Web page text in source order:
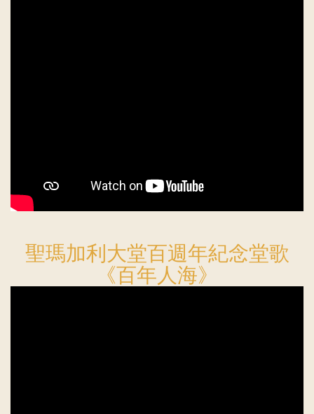
聖瑪加利大堂百週年紀念堂歌
《百年人海》